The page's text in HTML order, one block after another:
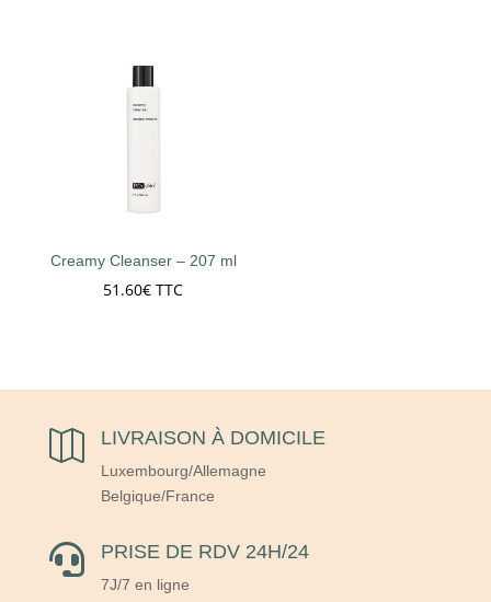
Creamy Cleanser – 207 ml
51.60€ TTC
 LIVRAISON À DOMICILE
Luxembourg/Allemagne
Belgique/France
 PRISE DE RDV 24H/24
7J/7 en ligne